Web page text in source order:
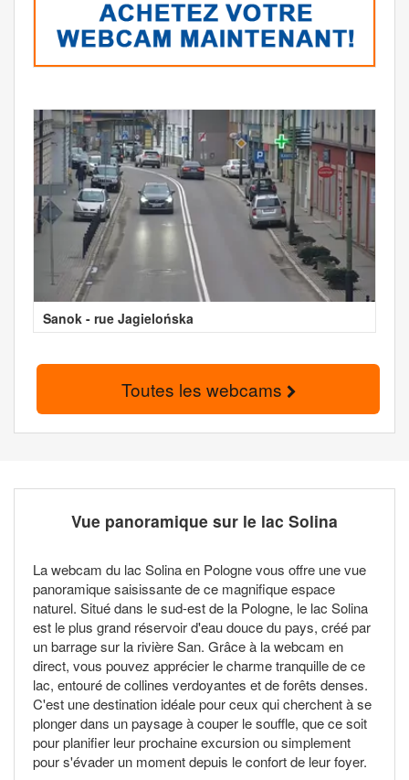
Sanok - rue Jagielońska
Toutes les webcams
Vue panoramique sur le lac Solina
La webcam du lac Solina en Pologne vous offre une vue
panoramique saisissante de ce magnifique espace
naturel. Situé dans le sud-est de la Pologne, le lac Solina
est le plus grand réservoir d'eau douce du pays, créé par
un barrage sur la rivière San. Grâce à la webcam en
direct, vous pouvez apprécier le charme tranquille de ce
lac, entouré de collines verdoyantes et de forêts denses.
C'est une destination idéale pour ceux qui cherchent à se
plonger dans un paysage à couper le souffle, que ce soit
pour planifier leur prochaine excursion ou simplement
pour s'évader un moment depuis le confort de leur foyer.